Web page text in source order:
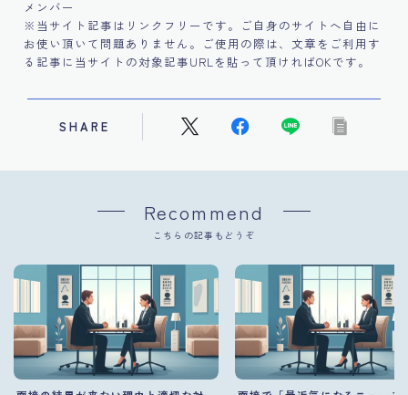
メンバー
※当サイト記事はリンクフリーです。ご自身のサイトへ自由に
お使い頂いて問題ありません。ご使用の際は、文章をご利用す
る記事に当サイトの対象記事URLを貼って頂ければOKです。
SHARE
Recommend
こちらの記事もどうぞ